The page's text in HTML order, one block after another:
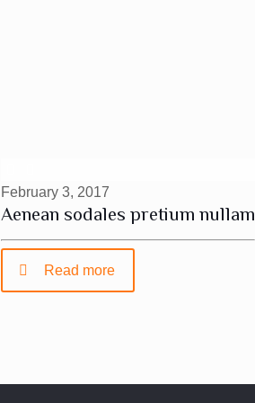
February 3, 2017
Aenean sodales pretium nullam
Read more